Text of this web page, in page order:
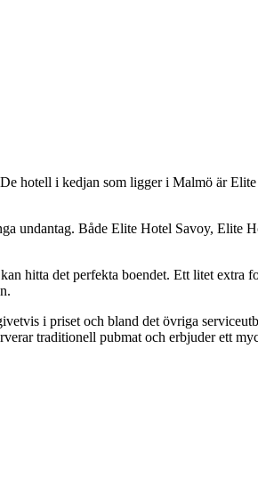
hotell i kedjan som ligger i Malmö är
undantag. Både Elite Hotel Savoy, Elite
hitta det perfekta boendet. Ett litet extra
i priset och bland det övriga
traditionell pubmat och erbjuder ett